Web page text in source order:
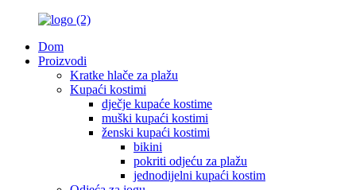
Dom
Proizvodi
Kratke hlače za plažu
Kupaći kostimi
dječje kupaće kostime
muški kupaći kostimi
ženski kupaći kostimi
bikini
pokriti odjeću za plažu
jednodijelni kupaći kostim